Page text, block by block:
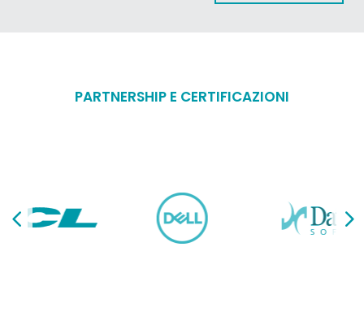
PARTNERSHIP E CERTIFICAZIONI